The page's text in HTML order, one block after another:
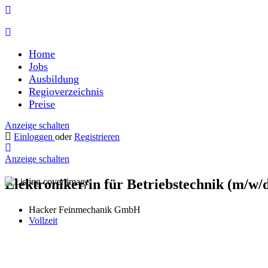
Home
Jobs
Ausbildung
Regioverzeichnis
Preise
Anzeige schalten
Einloggen oder Registrieren
Anzeige schalten
Elektroniker/in für Betriebstechnik (m/w/
Hacker Feinmechanik GmbH
Vollzeit